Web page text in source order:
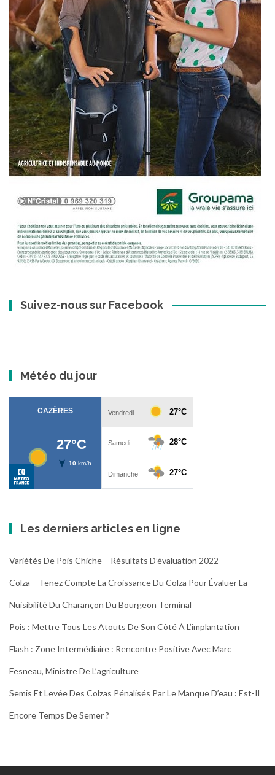
Suivez-nous sur Facebook
Météo du jour
Les derniers articles en ligne
Variétés De Pois Chiche – Résultats D’évaluation 2022
Colza – Tenez Compte La Croissance Du Colza Pour Évaluer La
Nuisibilité Du Charançon Du Bourgeon Terminal
Pois : Mettre Tous Les Atouts De Son Côté À L’implantation
Flash : Zone Intermédiaire : Rencontre Positive Avec Marc
Fesneau, Ministre De L’agriculture
Semis Et Levée Des Colzas Pénalisés Par Le Manque D’eau : Est-Il
Encore Temps De Semer ?